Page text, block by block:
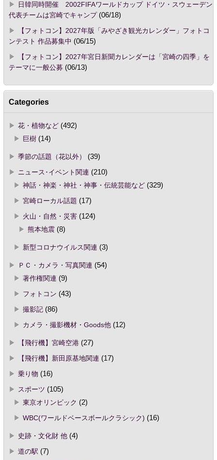
日韓同時開催 2002FIFAワールドカップ ドイツ・スウェーデン
代表チームは宮崎でキャンプ(06/18)
【フォトコン】2027年版「みやざき観光カレンダー」フォトコ
ンテスト 作品募集中 (06/15)
【フォトコン】2027年宮日新聞カレンダーは「宮崎の四季」を
テーマに一般公募 (06/13)
Categories
花・植物など(492)
巨樹(14)
季節の話題（花以外）
(39)
ニュース･イベント関連 (210)
神話・神楽・神社・神事・伝統芸能など(329)
宮崎ローカル話題 (17)
火山・自然・災害(124)
熊本地震(8)
新型コロナウイルス関連 (3)
ＰＣ・カメラ・写真関連 (54)
著作権関連 (9)
フォトコン (43)
撮影記(86)
カメラ・撮影機材・Goods他(12)
【飛行機】宮崎空港(27)
【飛行機】新田原基地関連 (17)
乗り物 (16)
スポーツ (105)
東京オリンピック (2)
WBC(ワールドベースボールクラシック) (16)
史跡・文化財 他(4)
道の駅 (7)